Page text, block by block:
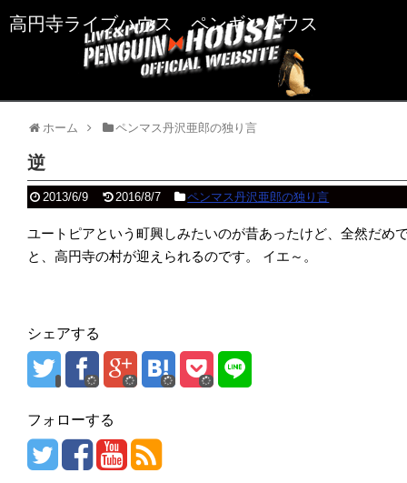
高円寺ライブハウス ペンギンハウス
ホーム ペンマス丹沢亜郎の独り言
逆
2013/6/9 2016/8/7 ペンマス丹沢亜郎の独り言
ユートピアという町興しみたいのが昔あったけど、全然だめ
と、高円寺の村が迎えられるのです。
イエ～。
シェアする
フォローする